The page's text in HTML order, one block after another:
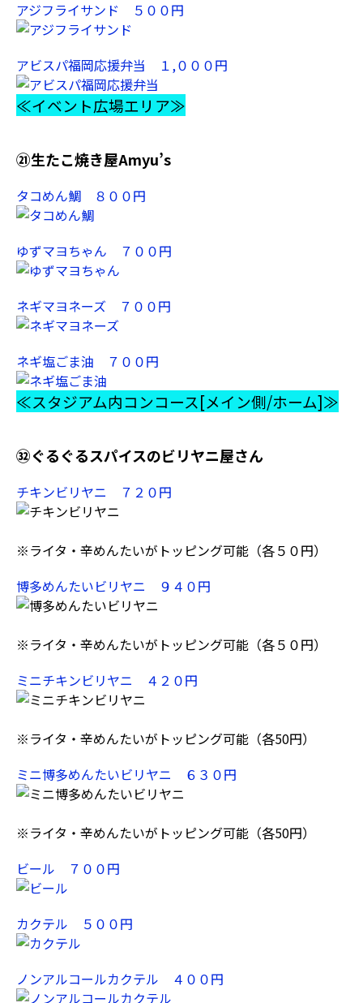
アジフライサンド ５００円
アビスパ福岡応援弁当 １,０００円
≪イベント広場エリア≫
㉑生たこ焼き屋Amyu’s
タコめん鯛 ８００円
ゆずマヨちゃん ７００円
ネギマヨネーズ ７００円
ネギ塩ごま油 ７００円
≪スタジアム内コンコース[メイン側/ホーム]≫
㉜ぐるぐるスパイスのビリヤニ屋さん
チキンビリヤニ ７２０円
※ライタ・辛めんたいがトッピング可能（各５０円）
博多めんたいビリヤニ ９４０円
※ライタ・辛めんたいがトッピング可能（各５０円）
ミニチキンビリヤニ ４２０円
※ライタ・辛めんたいがトッピング可能（各50円）
ミニ博多めんたいビリヤニ ６３０円
※ライタ・辛めんたいがトッピング可能（各50円）
ビール ７００円
カクテル ５００円
ノンアルコールカクテル ４００円